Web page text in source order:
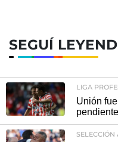
SEGUÍ
LIGA
Unión
SELECCIÓN